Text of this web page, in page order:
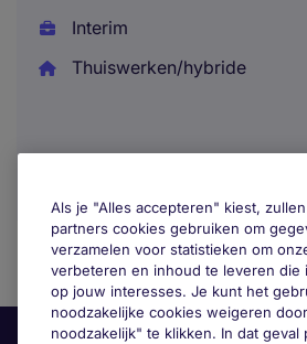
Interim
Thuiswerken/hybride
Als je "Alles accepteren" kiest,
partners cookies gebruiken om
verzamelen voor statistieken om
verbeteren en inhoud te leveren die
op jouw interesses. Je kunt het
noodzakelijke cookies weigeren
noodzakelijk" te klikken. In dat geval